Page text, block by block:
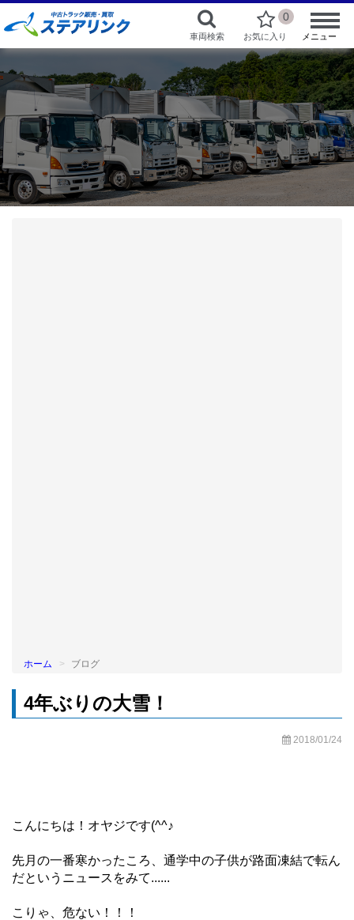
車両検索
0
お気に入り メニュー
ホーム ブログ
4年ぶりの大雪！
2018/01/24
こんにちは！オヤジです(^^♪
先月の一番寒かったころ、通学中の子供が路面凍結で転ん
だというニュースをみて......
こりゃ、危ない！！！